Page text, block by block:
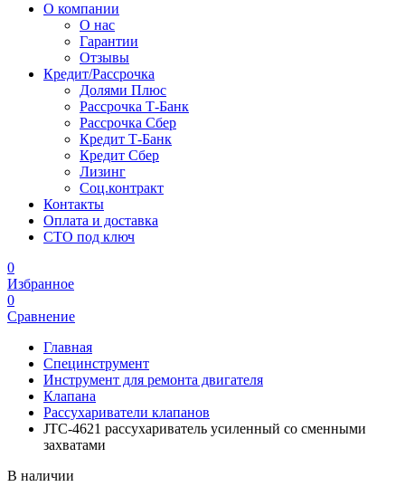
О компании
О нас
Гарантии
Отзывы
Кредит/Рассрочка
Долями Плюс
Рассрочка Т-Банк
Рассрочка Сбер
Кредит Т-Банк
Кредит Сбер
Лизинг
Соц.контракт
Контакты
Оплата и доставка
СТО под ключ
0
Избранное
0
Сравнение
Главная
Специнструмент
Инструмент для ремонта двигателя
Клапана
Рассухариватели клапанов
JTC-4621 рассухариватель усиленный со сменными
захватами
В наличии